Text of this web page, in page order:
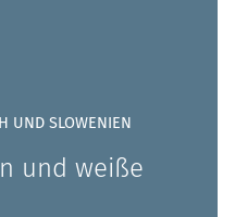
UND SLOWENIEN
und weiße